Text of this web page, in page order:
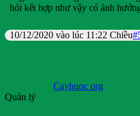
hỏi kết hợp như vậy có ảnh
10/12/2020 vào lúc 11:22 Chiều
Cayhuoc org
Quản lý